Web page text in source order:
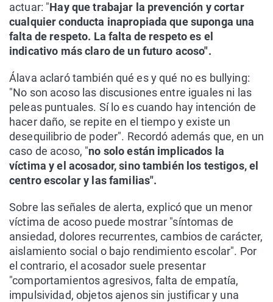
actuar: "Hay que trabajar la prevención y cortar
cualquier conducta inapropiada que suponga una
falta de respeto. La falta de respeto es el
indicativo más claro de un futuro acoso".
Álava aclaró también qué es y qué no es bullying:
"No son acoso las discusiones entre iguales ni las
peleas puntuales. Sí lo es cuando hay intención de
hacer daño, se repite en el tiempo y existe un
desequilibrio de poder". Recordó además que, en un
caso de acoso, "no solo están implicados la
víctima y el acosador, sino también los testigos, el
centro escolar y las familias".
Sobre las señales de alerta, explicó que un menor
víctima de acoso puede mostrar "síntomas de
ansiedad, dolores recurrentes, cambios de carácter,
aislamiento social o bajo rendimiento escolar". Por
el contrario, el acosador suele presentar
"comportamientos agresivos, falta de empatía,
impulsividad, objetos ajenos sin justificar y una